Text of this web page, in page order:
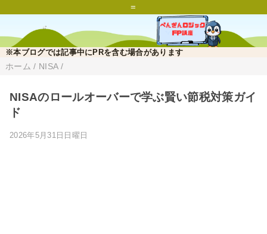
=
※本ブログでは記事中にPRを含む場合があります
ホーム / NISA /
NISAのロールオーバーで学ぶ賢い節税対策ガイ
ド
2026年5月31日日曜日